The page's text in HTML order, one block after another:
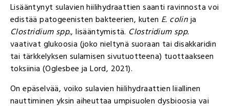
Lisääntynyt sulavien hiilihydraattien saanti ravinnosta voi
edistää patogeenisten bakteerien, kuten E. colinja
Clostridium spp., lisääntymistä. Clostridium spp.
vaativat glukoosia (joko nieltynä suoraan tai disakkaridin
tai tärkkelyksen sulamisen sivutuotteena) tuottaakseen
toksiinia (Oglesbee ja Lord, 2021).
On epäselvää, voiko sulavien hiilihydraattien liiallinen
nauttiminen yksin aiheuttaa umpisuolen dysbioosia vai